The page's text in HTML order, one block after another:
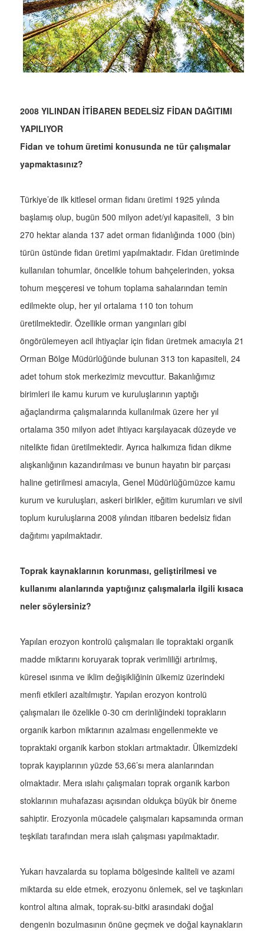
2008 YILINDAN İTİBAREN BEDELSİZ FİDAN DAĞITIMI
YAPILIYOR
Fidan ve tohum üretimi konusunda ne tür çalışmalar
yapmaktasınız?
Türkiye’de ilk kitlesel orman fidanı üretimi 1925 yılında
başlamış olup, bugün 500 milyon adet/yıl kapasiteli, 3 bin
270 hektar alanda 137 adet orman fidanlığında 1000 (bin)
türün üstünde fidan üretimi yapılmaktadır. Fidan üretiminde
kullanılan tohumlar, öncelikle tohum bahçelerinden, yoksa
tohum meşçeresi ve tohum toplama sahalarından temin
edilmekte olup, her yıl ortalama 110 ton tohum
üretilmektedir. Özellikle orman yangınları gibi
öngörülemeyen acil ihtiyaçlar için fidan üretmek amacıyla 21
Orman Bölge Müdürlüğünde bulunan 313 ton kapasiteli, 24
adet tohum stok merkezimiz mevcuttur. Bakanlığımız
birimleri ile kamu kurum ve kuruluşlarının yaptığı
ağaçlandırma çalışmalarında kullanılmak üzere her yıl
ortalama 350 milyon adet ihtiyacı karşılayacak düzeyde ve
nitelikte fidan üretilmektedir. Ayrıca halkımıza fidan dikme
alışkanlığının kazandırılması ve bunun hayatın bir parçası
haline getirilmesi amacıyla, Genel Müdürlüğümüzce kamu
kurum ve kuruluşları, askeri birlikler, eğitim kurumları ve sivil
toplum kuruluşlarına 2008 yılından itibaren bedelsiz fidan
dağıtımı yapılmaktadır.
Toprak kaynaklarının korunması, geliştirilmesi ve
kullanımı alanlarında yaptığınız çalışmalarla ilgili kısaca
neler söylersiniz?
Yapılan erozyon kontrolü çalışmaları ile topraktaki organik
madde miktarını koruyarak toprak verimliliği artırılmış,
küresel ısınma ve iklim değişikliğinin ülkemiz üzerindeki
menfi etkileri azaltılmıştır. Yapılan erozyon kontrolü
çalışmaları ile özelikle 0-30 cm derinliğindeki toprakların
organik karbon miktarının azalması engellenmekte ve
topraktaki organik karbon stokları artmaktadır. Ülkemizdeki
toprak kayıplarının yüzde 53,66’sı mera alanlarından
olmaktadır. Mera ıslahı çalışmaları toprak organik karbon
stoklarının muhafazası açısından oldukça büyük bir öneme
sahiptir. Erozyonla mücadele çalışmaları kapsamında orman
teşkilatı tarafından mera ıslah çalışması yapılmaktadır.
Yukarı havzalarda su toplama bölgesinde kaliteli ve azami
miktarda su elde etmek, erozyonu önlemek, sel ve taşkınları
kontrol altına almak, toprak-su-bitki arasındaki doğal
dengenin bozulmasının önüne geçmek ve doğal kaynakların